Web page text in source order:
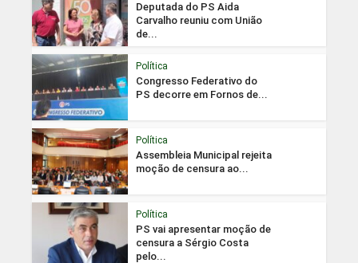
Deputada do PS Aida
Carvalho reuniu com União
de...
Política
Congresso Federativo do
PS decorre em Fornos de...
Política
Assembleia Municipal rejeita
moção de censura ao...
Política
PS vai apresentar moção de
censura a Sérgio Costa
pelo...